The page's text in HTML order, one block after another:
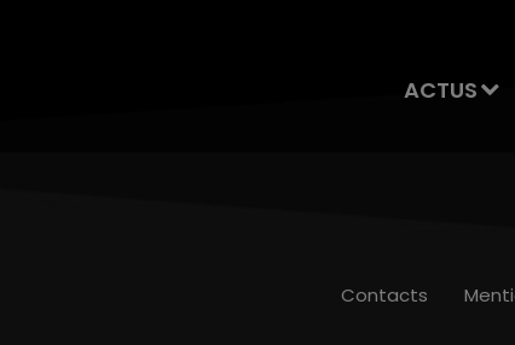
ACTUS
Contacts